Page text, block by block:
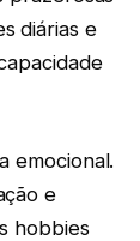
diárias e
emocional.
e
hobbies